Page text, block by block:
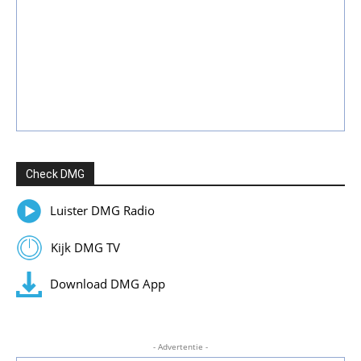
Check DMG
Luister DMG Radio
Kijk DMG TV
Download DMG App
- Advertentie -